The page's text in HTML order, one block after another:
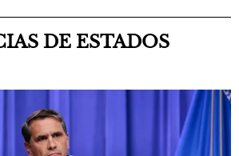
DE ESTADOS